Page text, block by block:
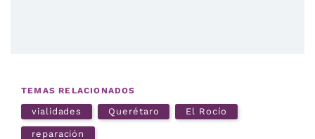
TEMAS RELACIONADOS
vialidades Querétaro El Rocío
reparación